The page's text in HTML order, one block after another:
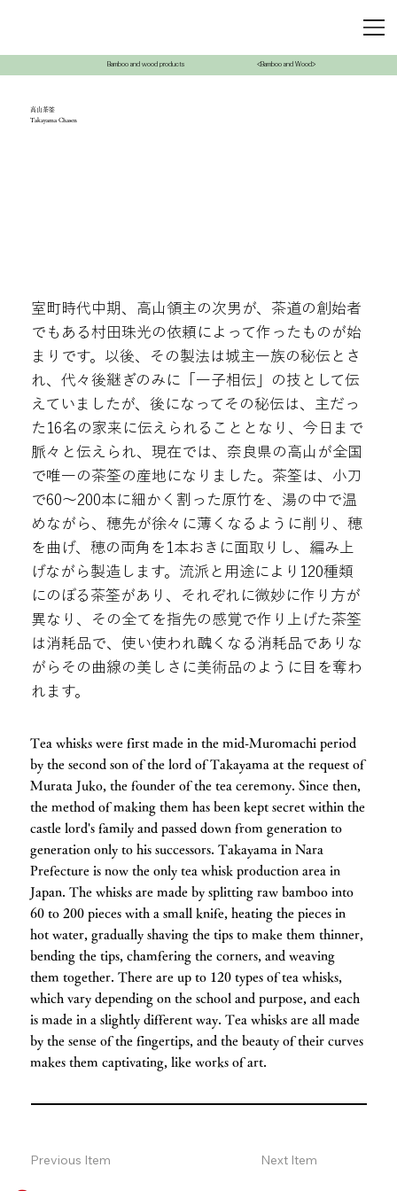
Bamboo and wood products <Bamboo and Wood>
高山茶筌
Takayama Chasen
室町時代中期、高山領主の次男が、茶道の創始者
でもある村田珠光の依頼によって作ったものが始
まりです。以後、その製法は城主一族の秘伝とさ
れ、代々後継ぎのみに「一子相伝」の技として伝
えていましたが、後になってその秘伝は、主だっ
た16名の家来に伝えられることとなり、今日まで
脈々と伝えられ、現在では、奈良県の高山が全国
で唯一の茶筌の産地になりました。茶筌は、小刀
で60～200本に細かく割った原竹を、湯の中で温
めながら、穂先が徐々に薄くなるように削り、穂
を曲げ、穂の両角を1本おきに面取りし、編み上
げながら製造します。流派と用途により120種類
にのぼる茶筌があり、それぞれに微妙に作り方が
異なり、その全てを指先の感覚で作り上げた茶筌
は消耗品で、使い使われ醜くなる消耗品でありな
がらその曲線の美しさに美術品のように目を奪わ
れます。
Tea whisks were first made in the mid-Muromachi period
by the second son of the lord of Takayama at the request of
Murata Juko, the founder of the tea ceremony. Since then,
the method of making them has been kept secret within the
castle lord's family and passed down from generation to
generation only to his successors. Takayama in Nara
Prefecture is now the only tea whisk production area in
Japan. The whisks are made by splitting raw bamboo into
60 to 200 pieces with a small knife, heating the pieces in
hot water, gradually shaving the tips to make them thinner,
bending the tips, chamfering the corners, and weaving
them together. There are up to 120 types of tea whisks,
which vary depending on the school and purpose, and each
is made in a slightly different way. Tea whisks are all made
by the sense of the fingertips, and the beauty of their curves
makes them captivating, like works of art.
Previous Item Next Item